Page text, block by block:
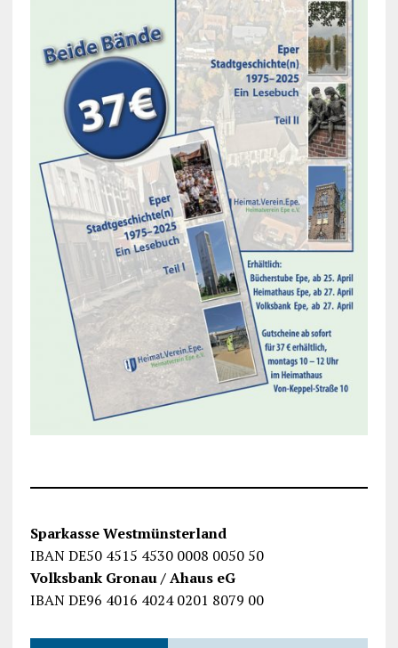
Sparkasse Westmünsterland
IBAN DE50 4515 4530 0008 0050 50
Volksbank Gronau / Ahaus eG
IBAN DE96 4016 4024 0201 8079 00